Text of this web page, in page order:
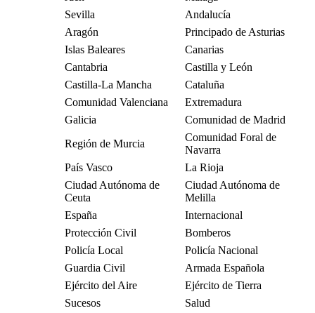
Sevilla
Andalucía
Aragón
Principado de Asturias
Islas Baleares
Canarias
Cantabria
Castilla y León
Castilla-La Mancha
Cataluña
Comunidad Valenciana
Extremadura
Galicia
Comunidad de Madrid
Región de Murcia
Comunidad Foral de
Navarra
País Vasco
La Rioja
Ciudad Autónoma de
Ceuta
Ciudad Autónoma de
Melilla
España
Internacional
Protección Civil
Bomberos
Policía Local
Policía Nacional
Guardia Civil
Armada Española
Ejército del Aire
Ejército de Tierra
Sucesos
Salud